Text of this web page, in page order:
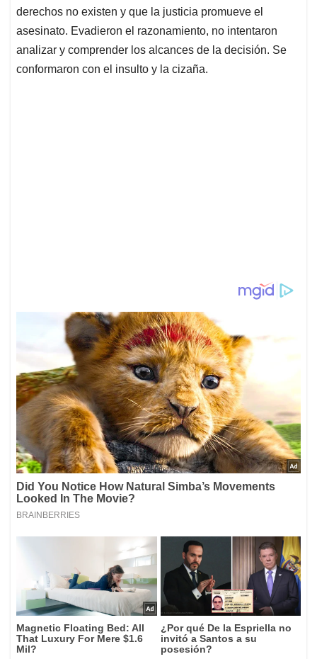
derechos no existen y que la justicia promueve el
asesinato. Evadieron el razonamiento, no intentaron
analizar y comprender los alcances de la decisión. Se
conformaron con el insulto y la cizaña.